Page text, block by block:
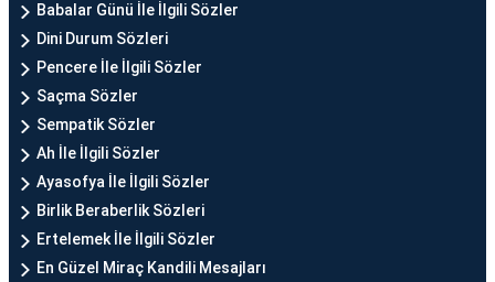
Babalar Günü İle İlgili Sözler
Dini Durum Sözleri
Pencere İle İlgili Sözler
Saçma Sözler
Sempatik Sözler
Ah İle İlgili Sözler
Ayasofya İle İlgili Sözler
Birlik Beraberlik Sözleri
Ertelemek İle İlgili Sözler
En Güzel Miraç Kandili Mesajları